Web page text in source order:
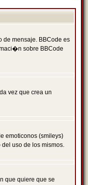
de mensaje. BBCode es
sobre BBCode
vez que crea un
emoticonos (smileys)
uso de los mismos.
que quiere que se